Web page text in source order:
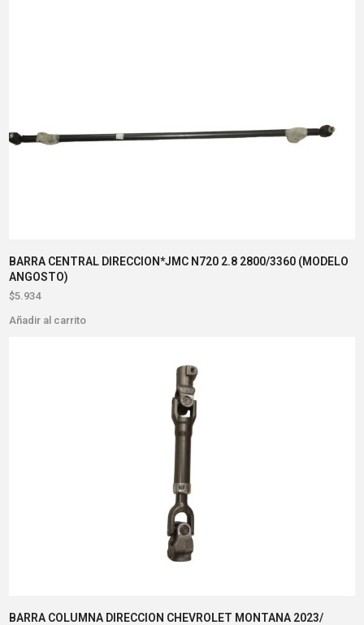
BARRA CENTRAL DIRECCION*JMC N720 2.8 2800/3360 (MODELO
ANGOSTO)
$5.934
Añadir al carrito
BARRA COLUMNA DIRECCION CHEVROLET MONTANA 2023/